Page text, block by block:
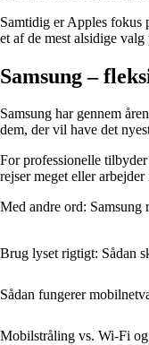
Samtidig er Apples fokus
et af de mest alsidige valg
Samsung –
Samsung har gennem
dem, der vil have det
For professionelle
rejser meget eller
Med andre ord: Samsung
Brug lyset rigtigt: Sådan
Sådan fungerer
Mobilstråling vs. Wi-Fi